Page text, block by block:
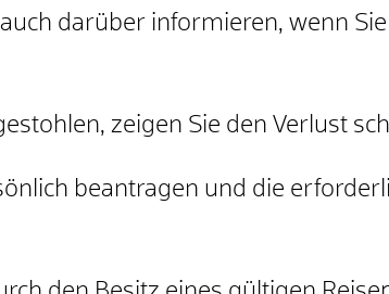
darüber informieren, wenn
zeigen Sie den Verlust
beantragen und die